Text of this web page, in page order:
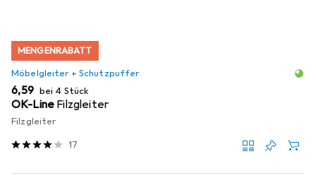
MENGENRABATT
Möbelgleiter + Schutzpuffer
EUR
6,59 bei 4 Stück
OK-Line Filzgleiter
Filzgleiter
17